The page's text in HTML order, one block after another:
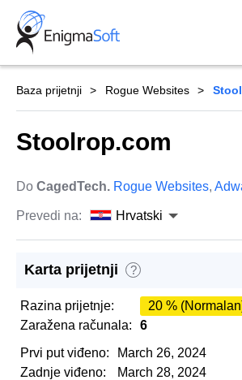
Skip
content
Baza prijetnji Rogue Websites
Stoolrop.com
Do CagedTech. Rogue Websites,
Prevedi na: Hrvatski
Karta prijetnji ?
Razina prijetnje:
20 %
Zaražena računala:
6
Prvi put viđeno:
March 26, 2024
Zadnje viđeno:
March 28, 2024